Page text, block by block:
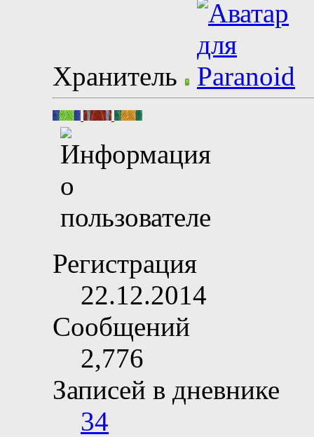
Хранитель
Регистрация
22.12.2014
Сообщений
2,776
Записей в дневнике
34